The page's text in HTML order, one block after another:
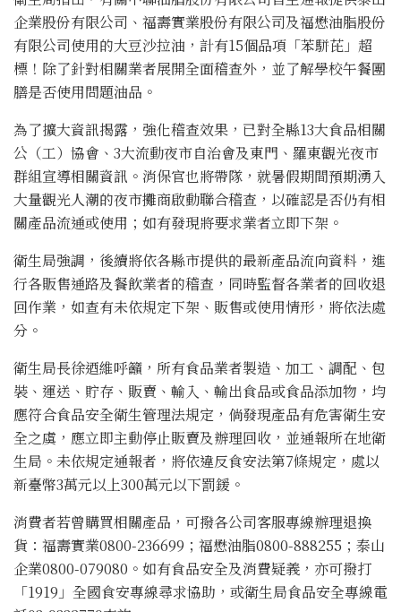
企業股份有限公司、福壽實業股份有限公司及福懋油脂股份
有限公司使用的大豆沙拉油，計有15個品項「苯駢芘」超
標！除了針對相關業者展開全面稽查外，並了解學校午餐團
膳是否使用問題油品。
為了擴大資訊揭露，強化稽查效果，已對全縣13大食品相關
公（工）協會、3大流動夜市自治會及東門、羅東觀光夜市
群組宣導相關資訊。消保官也將帶隊，就暑假期間預期湧入
大量觀光人潮的夜市攤商啟動聯合稽查，以確認是否仍有相
關產品流通或使用；如有發現將要求業者立即下架。
衛生局強調，後續將依各縣市提供的最新產品流向資料，進
行各販售通路及餐飲業者的稽查，同時監督各業者的回收退
回作業，如查有未依規定下架、販售或使用情形，將依法處
分。
衛生局長徐迺維呼籲，所有食品業者製造、加工、調配、包
裝、運送、貯存、販賣、輸入、輸出食品或食品添加物，均
應符合食品安全衛生管理法規定，倘發現產品有危害衛生安
全之虞，應立即主動停止販賣及辦理回收，並通報所在地衛
生局。未依規定通報者，將依違反食安法第7條規定，處以
新臺幣3萬元以上300萬元以下罰鍰。
消費者若曾購買相關產品，可撥各公司客服專線辦理退換
貨：福壽實業0800-236699；福懋油脂0800-888255；泰山
企業0800-079080。如有食品安全及消費疑義，亦可撥打
「1919」全國食安專線尋求協助，或衛生局食品安全專線電